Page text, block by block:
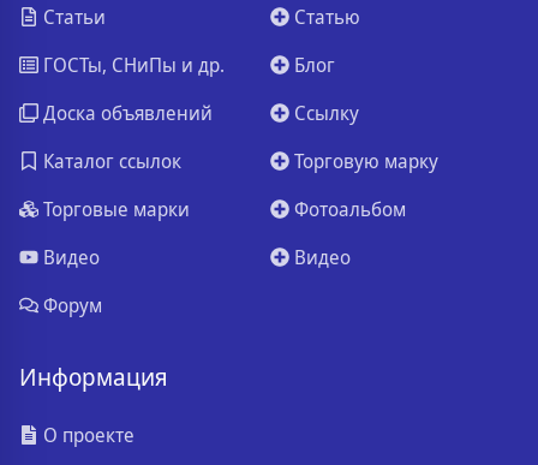
Статьи
ГОСТы, СНиПы и др.
Доска объявлений
Каталог ссылок
Торговые марки
Видео
Форум
Статью
Блог
Ссылку
Торговую марку
Фотоальбом
Видео
Информация
О проекте